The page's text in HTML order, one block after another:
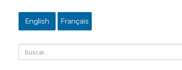
English Français